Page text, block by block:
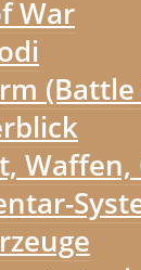
War
(Battle
Waffen,